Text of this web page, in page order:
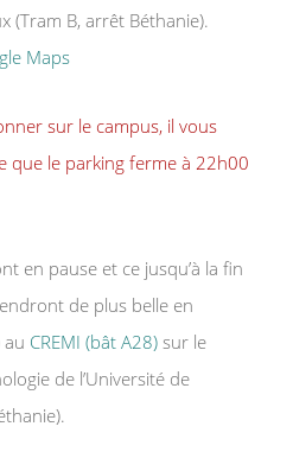
(Tram B, arrêt Béthanie).
Maps
sur le campus, il vous
que le parking ferme à 22h00
en pause et ce jusqu’à la fin
de plus belle en
CREMI (bât A28) sur le
de l’Université de